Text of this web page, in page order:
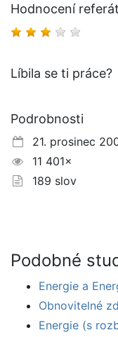
Hodnocení
Líbila se ti práce?
Podrobnosti
21. prosinec
11 401×
189 slov
Podobné
Energie a
Obnovitelné
Energie (s